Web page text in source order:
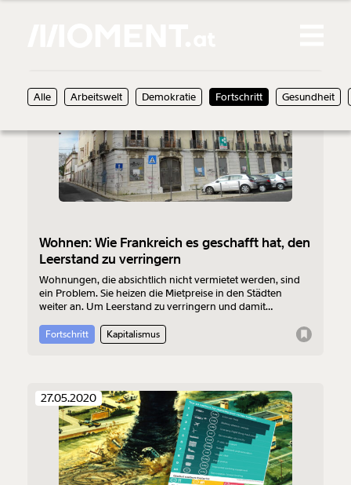
0Treffer 0Artikel
Alle Arbeitswelt Demokratie Fortschritt Gesundheit
29.06.2020
Wohnen: Wie Frankreich es geschafft hat, den
Leerstand zu verringern
Wohnungen, die absichtlich nicht vermietet werden, sind
ein Problem. Sie heizen die Mietpreise in den Städten
weiter an. Um Leerstand zu verringern und damit
mehr als 20 Jahren eine Steuer darauf beschlossen. Nun
erschien die erste wissenschaftliche Auswertung der
Fortschritt Kapitalismus
27.05.2020